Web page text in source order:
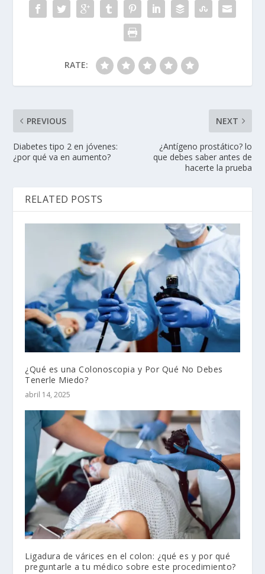
RATE:
PREVIOUS
Diabetes tipo 2 en jóvenes:
¿por qué va en aumento?
NEXT
¿Antígeno prostático? lo
que debes saber antes de
hacerte la prueba
RELATED POSTS
¿Qué es una Colonoscopia y Por Qué No Debes
Tenerle Miedo?
abril 14, 2025
Ligadura de várices en el colon: ¿qué es y por qué
preguntarle a tu médico sobre este procedimiento?